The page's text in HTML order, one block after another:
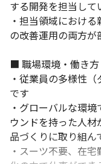
する開発を担当して
・担当領域におけ
の改善運用の両方が
■ 職場環境・働き方
・従業員の多様性
です
・グローバルな環
ウンドを持った人
品づくりに取り組ん
・スーツ不要、在